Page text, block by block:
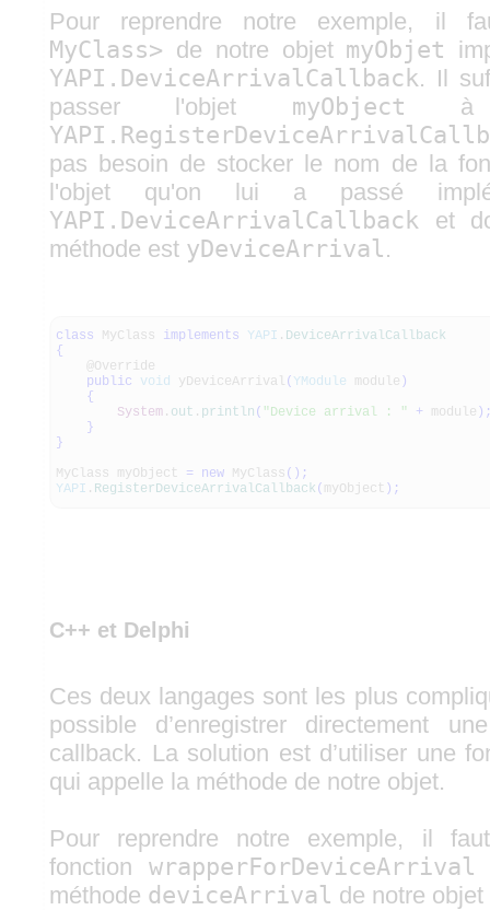
Pour reprendre notre exemple, il
MyClass> de notre objet myObjet
YAPI.DeviceArrivalCallback. Il
passer l'objet myObject à
pas besoin de stocker le nom de la
l'objet qu'on lui a passé
YAPI.DeviceArrivalCallback et
méthode est yDeviceArrival.
class MyClass implements YAPI . DeviceArrivalCallback
{
@Override
public
void yDeviceArrival ( YModule module )
{
System . out . println ( "Device arrival : " + module )
}
}
MyClass myObject = new MyClass ( ) ;
YAPI . RegisterDeviceArrivalCallback ( myObject ) ;
C++ et Delphi
Ces deux langages sont les plus
possible d’enregistrer directement
callback. La solution est d’utiliser une
qui appelle la méthode de notre objet.
Pour reprendre notre exemple, il
fonction wrapperForDeviceArrival
méthode deviceArrival de notre objet